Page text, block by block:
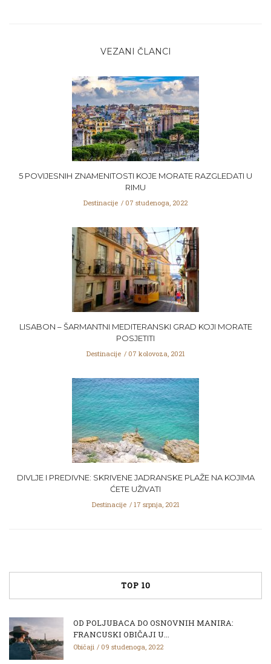
VEZANI ČLANCI
5 POVIJESNIH ZNAMENITOSTI KOJE MORATE RAZGLEDATI U
RIMU
Destinacije 07 studenoga, 2022
LISABON – ŠARMANTNI MEDITERANSKI GRAD KOJI MORATE
POSJETITI
Destinacije 07 kolovoza, 2021
DIVLJE I PREDIVNE: SKRIVENE JADRANSKE PLAŽE NA KOJIMA
ĆETE UŽIVATI
Destinacije 17 srpnja, 2021
TOP 10
OD POLJUBACA DO OSNOVNIH MANIRA:
FRANCUSKI OBIČAJI U...
Običaji 09 studenoga, 2022